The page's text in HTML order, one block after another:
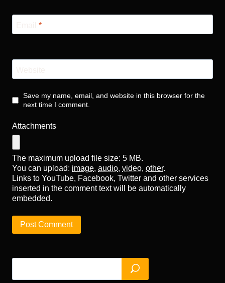
*
Save my name, email, and website in this browser for the
next time I comment.
Attachments
The maximum upload file size: 5 MB.
You can upload: image, audio, video, other.
Links to YouTube, Facebook, Twitter and other services
inserted in the comment text will be automatically
embedded.